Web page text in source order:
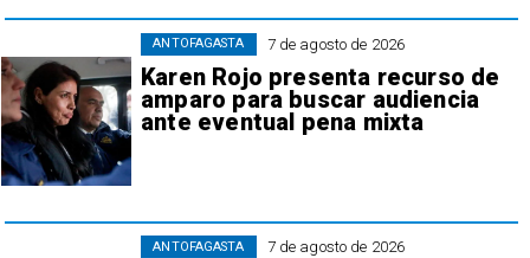
7 de agosto de 2026
Karen Rojo presenta recurso de
amparo para buscar audiencia
ante eventual pena mixta
ANTOFAGASTA
7 de agosto de 2026
ANTOFAGASTA